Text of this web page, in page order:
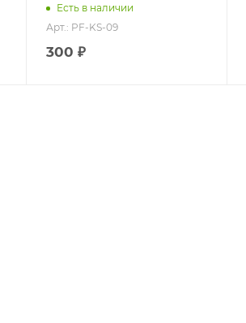
Есть в наличии
Арт.: PF-KS-09
300 ₽